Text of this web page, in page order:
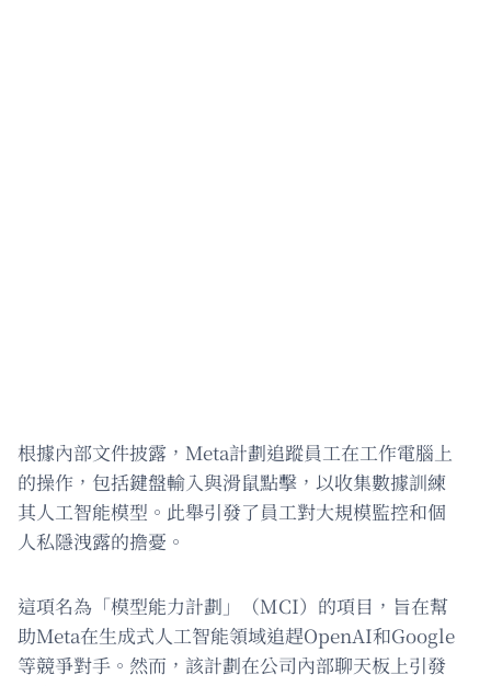
根據內部文件披露，Meta計劃追蹤員工在工作電腦上
的操作，包括鍵盤輸入與滑鼠點擊，以收集數據訓練
其人工智能模型。此舉引發了員工對大規模監控和個
人私隱洩露的擔憂。
這項名為「模型能力計劃」（MCI）的項目，旨在幫
助Meta在生成式人工智能領域追趕OpenAI和Google
等競爭對手。然而，該計劃在公司內部聊天板上引發